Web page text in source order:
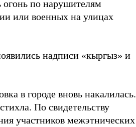
огонь по нарушителям
или военных на улицах
надписи «кыргыз» и
в городе вновь накалилась.
По свидетельству
участников межэтнических